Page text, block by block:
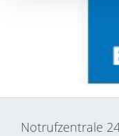
Notrufzentrale